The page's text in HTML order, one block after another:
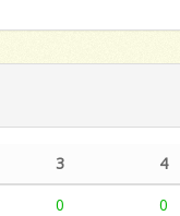
3 4
0 0